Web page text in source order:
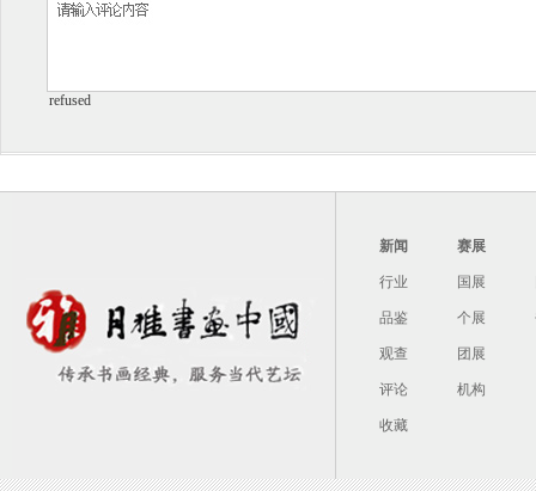
refused
新闻
行业
品鉴
观查
评论
收藏
赛展
国展
个展
团展
机构